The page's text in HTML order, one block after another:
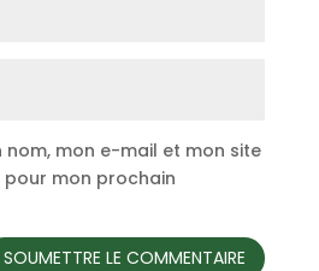
nom, mon e-mail et mon site
mon prochain
SOUMETTRE LE COMMENTAIRE